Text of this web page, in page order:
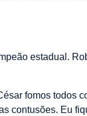
estadual.
fomos todos
contusões. Eu